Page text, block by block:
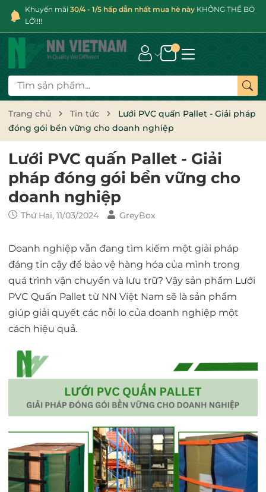
Khuyến mãi 30/4 - 1/5 hấp dẫn nhất mua hè này KHÔNG THỂ BỎ
LỠ!!!!
Trang chủ Tin tức
Lưới PVC quấn Pallet - Giải pháp
đóng gói bền vững cho doanh nghiệp
Lưới PVC quấn Pallet - Giải
pháp đóng gói bền vững cho
doanh nghiệp
Thứ Hai, 11/03/2024 GreyBox
Doanh nghiệp vẫn đang tìm kiếm một giải pháp
đáng tin cậy để bảo vệ hàng hóa của mình trong
quá trình vận chuyển và lưu trữ? Vậy sản phẩm Lưới
PVC Quấn Pallet từ NN Việt Nam sẽ là sản phẩm
giúp giải quyết các nỗi lo của doanh nghiệp một
cách hiệu quả.